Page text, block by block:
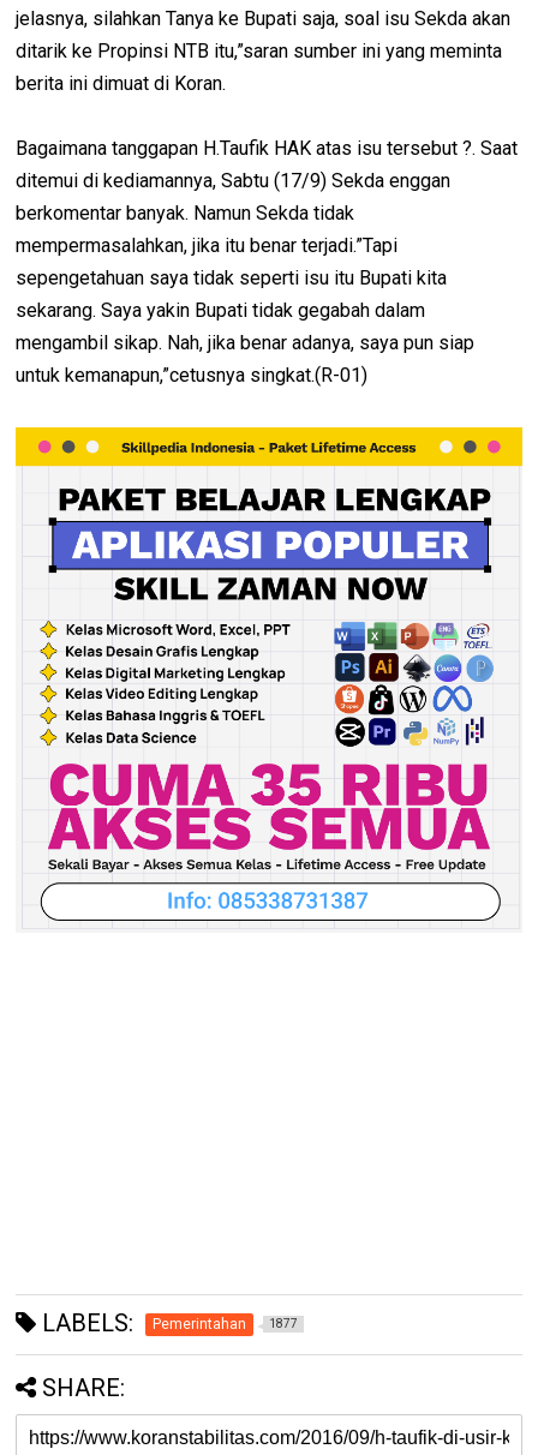
jelasnya, silahkan Tanya ke Bupati saja, soal isu Sekda akan
ditarik ke Propinsi NTB itu,”saran sumber ini yang meminta
berita ini dimuat di Koran.
Bagaimana tanggapan H.Taufik HAK atas isu tersebut ?. Saat
ditemui di kediamannya, Sabtu (17/9) Sekda enggan
berkomentar banyak. Namun Sekda tidak
mempermasalahkan, jika itu benar terjadi.”Tapi
sepengetahuan saya tidak seperti isu itu Bupati kita
sekarang. Saya yakin Bupati tidak gegabah dalam
mengambil sikap. Nah, jika benar adanya, saya pun siap
untuk kemanapun,”cetusnya singkat.(R-01)
LABELS: Pemerintahan 1877
SHARE: